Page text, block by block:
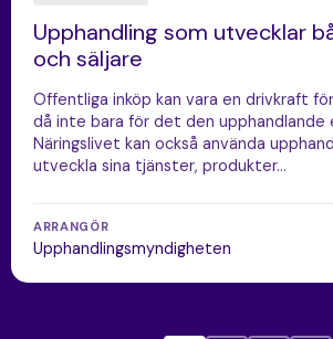
Upphandling som utvecklar
och säljare
Offentliga inköp kan vara en drivkraft
då inte bara för det den upphandlande
Näringslivet kan också använda
utveckla sina tjänster, produkter…
ARRANGÖR
Upphandlingsmyndigheten